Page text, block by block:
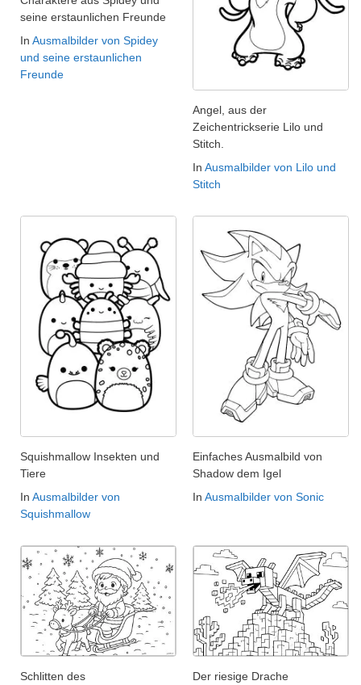
seine erstaunlichen Freunde
In Ausmalbilder von Spidey
und seine erstaunlichen
Freunde
Angel, aus der
Zeichentrickserie Lilo und
Stitch.
In Ausmalbilder von Lilo und
Stitch
Squishmallow Insekten und
Tiere
In Ausmalbilder von
Squishmallow
Einfaches Ausmalbild von
Shadow dem Igel
In Ausmalbilder von Sonic
Schlitten des
Der riesige Drache